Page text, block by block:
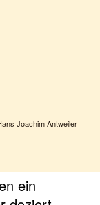
Joachim Antweiler
ein